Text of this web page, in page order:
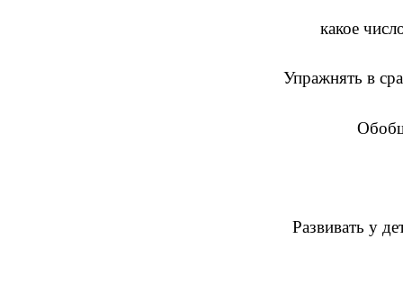
какое
Упражнять в
Развивать у